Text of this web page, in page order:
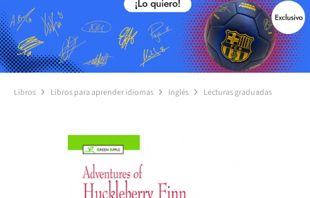
Libros Libros para aprender idiomas Inglés Lecturas graduadas